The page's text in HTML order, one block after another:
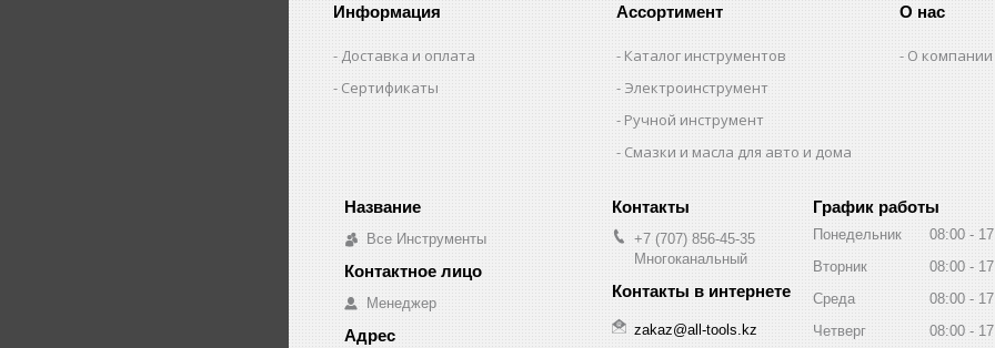
Информация
Доставка и оплата
Сертификаты
Ассортимент
Каталог инструментов
Электроинструмент
Ручной инструмент
Смазки и масла для авто и дома
О нас
О компании
Все Инструменты
Менеджер
+7 (707) 856-45-35
Многоканальный
zakaz@all-tools.kz
График работы
Понедельник 08:00
Вторник
08:00
Среда
08:00
Четверг
08:00